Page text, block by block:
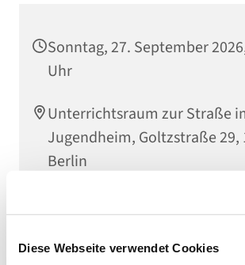
Diese Webseite verwendet Cookies
Sonntag, 27. September
Uhr
Unterrichtsraum zur Straße
Jugendheim, Goltzstraße 29,
Berlin